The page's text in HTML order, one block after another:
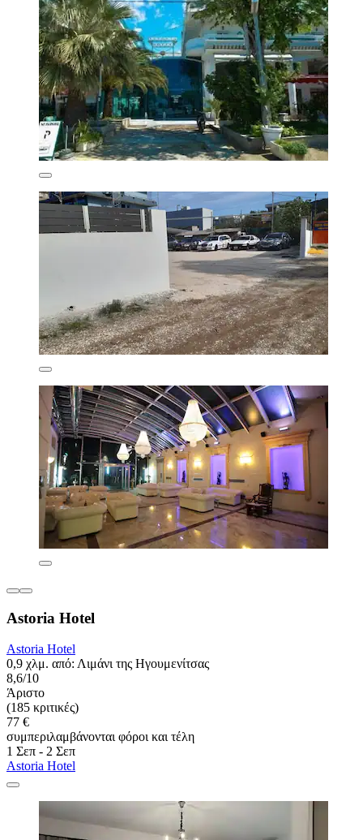
Astoria Hotel
Astoria Hotel
0,9 χλμ. από: Λιμάνι της Ηγουμενίτσας
8,6/10
Άριστο
(185 κριτικές)
77 €
συμπεριλαμβάνονται φόροι και τέλη
1 Σεπ - 2 Σεπ
Astoria Hotel